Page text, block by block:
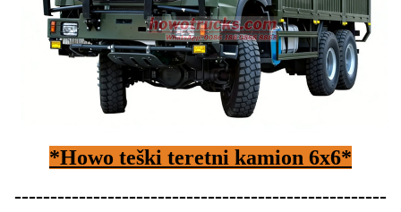
*Howo teški teretni kamion 6x6*
----------------------------------------------------